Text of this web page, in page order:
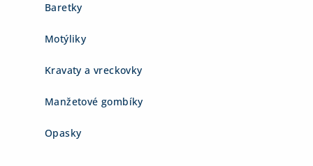
Baretky
Motýliky
Kravaty a vreckovky
Manžetové gombíky
Opasky